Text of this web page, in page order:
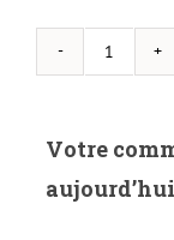
quantité
S.203L-
Votre